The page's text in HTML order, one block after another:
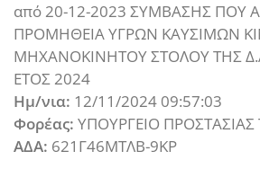
από 20-12-2023 ΣΥΜΒΑΣΗΣ ΠΟΥ
ΠΡΟΜΗΘΕΙΑ ΥΓΡΩΝ ΚΑΥΣΙΜΩΝ
ΜΗΧΑΝΟΚΙΝΗΤΟΥ ΣΤΟΛΟΥ ΤΗΣ
ΕΤΟΣ 2024
Ημ/νια: 12/11/2024 09:57:03
Φορέας: ΥΠΟΥΡΓΕΙΟ ΠΡΟΣΤΑΣΙΑΣ
ΑΔΑ: 621Γ46ΜΤΛΒ-9ΚΡ